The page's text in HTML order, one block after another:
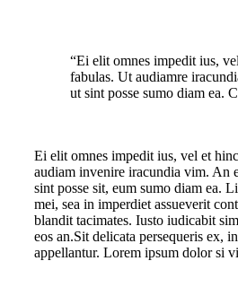
“Ei elit omnes impedit ius,
fabulas. Ut audiamre
ut sint posse sumo diam ea.
Ei elit omnes impedit ius, vel et
audiam invenire iracundia vim. An
sint posse sit, eum sumo diam ea.
mei, sea in imperdiet assueverit
blandit tacimates. Iusto iudicabit
eos an.Sit delicata persequeris ex,
appellantur. Lorem ipsum dolor si